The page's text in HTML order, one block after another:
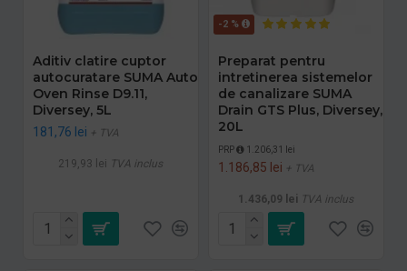
Aditiv clatire cuptor
autocuratare SUMA Auto
Oven Rinse D9.11,
Diversey, 5L
181,76 lei + TVA
219,93 lei TVA inclus
-2 %
Preparat pentru
intretinerea sistemelor
de canalizare SUMA
Drain GTS Plus, Diversey,
20L
PRP 1.206,31 lei
1.186,85 lei + TVA
1.436,09 lei TVA inclus